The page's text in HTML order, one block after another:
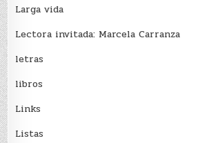
Larga vida
Lectora invitada: Marcela Carranza
letras
libros
Links
Listas